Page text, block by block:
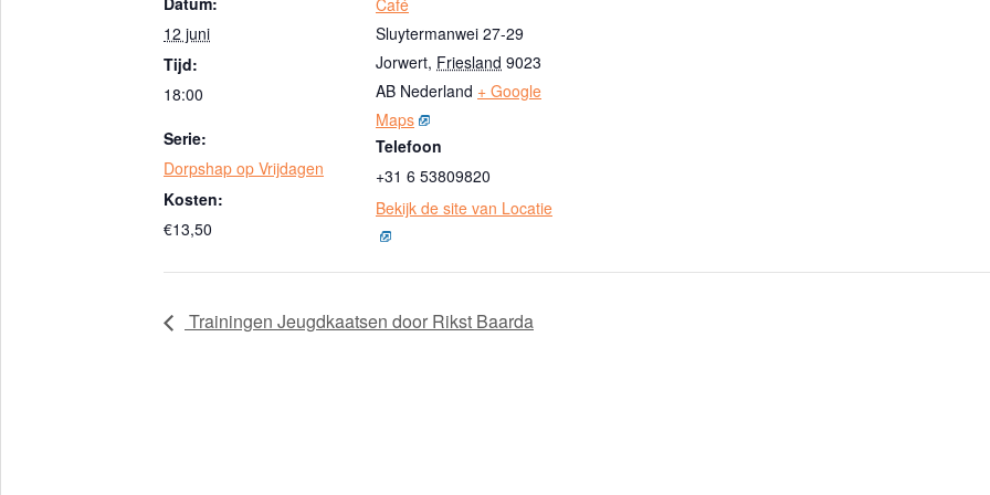
12 juni
Tijd:
18:00
Serie:
Dorpshap op Vrijdagen
Kosten:
€13,50
Café
Sluytermanwei 27-29
Jorwert, Friesland 9023
AB Nederland + Google
Maps
Telefoon
+31 6 53809820
Bekijk de site van Locatie
Trainingen Jeugdkaatsen door Rikst Baarda